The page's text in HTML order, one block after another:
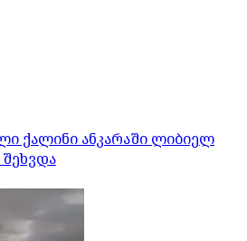
ქალინი ანკარაში ლიბიელ